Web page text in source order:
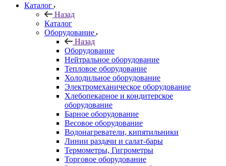
Каталог
Назад
Каталог
Оборудование
Назад
Оборудование
Нейтральное оборудование
Тепловое оборудование
Холодильное оборудование
Электромеханическое оборудование
Хлебопекарное и кондитерское
оборудование
Барное оборудование
Весовое оборудование
Водонагреватели, кипятильники
Линии раздачи и салат-бары
Термометры, Гигрометры
Торговое оборудование